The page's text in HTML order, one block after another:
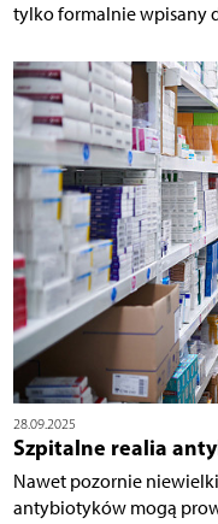
tylko formalnie wpisany
28.09.2025
Szpitalne realia
Nawet pozornie
antybiotyków mogą